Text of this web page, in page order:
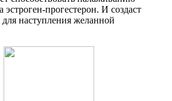
эстроген-прогестерон. И создаст
наступления желанной